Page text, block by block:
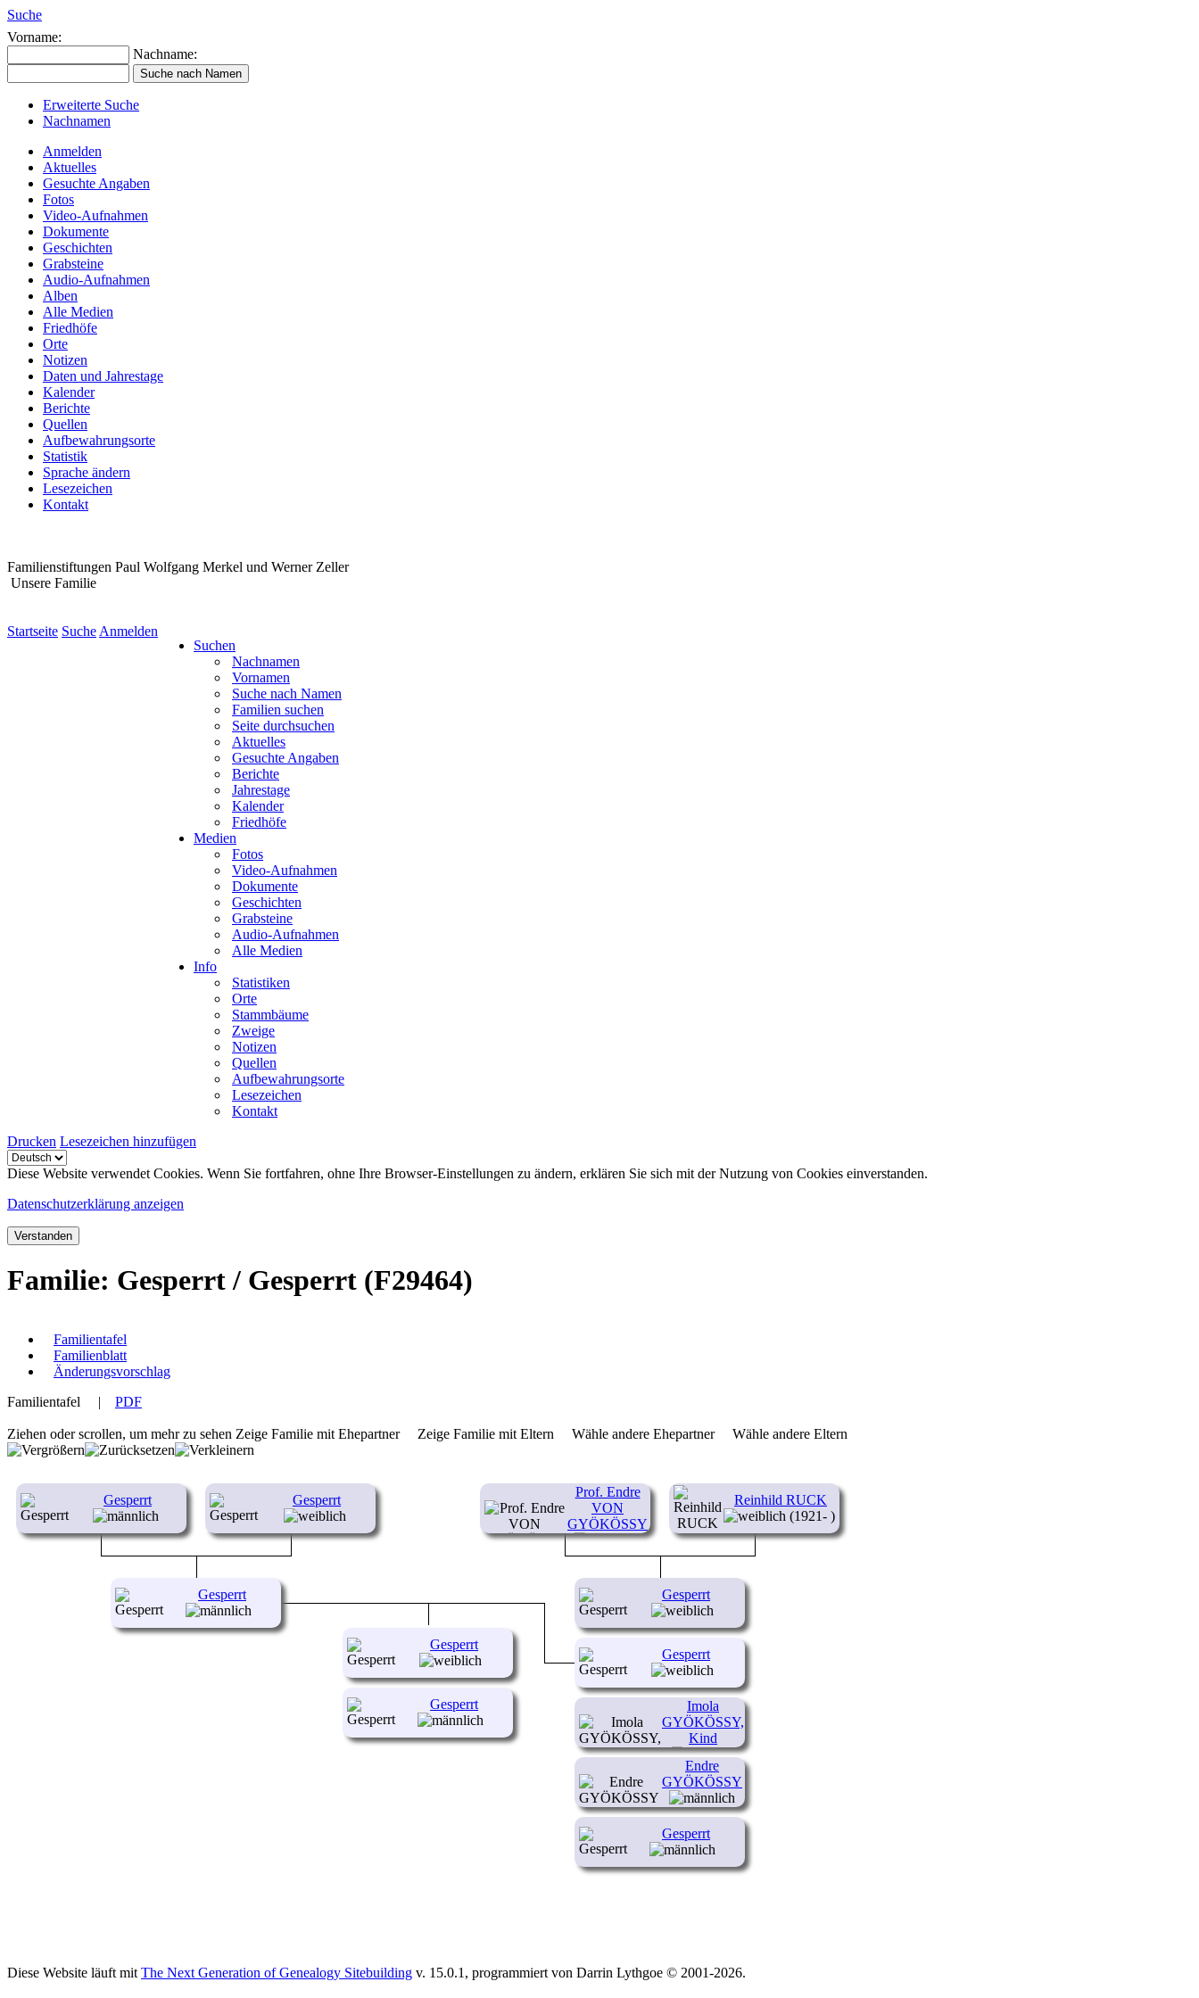
Suche
Vorname:
Nachname:
Erweiterte Suche
Nachnamen
Anmelden
Aktuelles
Gesuchte Angaben
Fotos
Video-Aufnahmen
Dokumente
Geschichten
Grabsteine
Audio-Aufnahmen
Alben
Alle Medien
Friedhöfe
Orte
Notizen
Daten und Jahrestage
Kalender
Berichte
Quellen
Aufbewahrungsorte
Statistik
Sprache ändern
Lesezeichen
Kontakt
Familienstiftungen Paul Wolfgang Merkel und Werner Zeller
Unsere Familie
Startseite Suche Anmelden
Suchen
Nachnamen
Vornamen
Suche nach Namen
Familien suchen
Seite durchsuchen
Aktuelles
Gesuchte Angaben
Berichte
Jahrestage
Kalender
Friedhöfe
Medien
Fotos
Video-Aufnahmen
Dokumente
Geschichten
Grabsteine
Audio-Aufnahmen
Alle Medien
Info
Statistiken
Orte
Stammbäume
Zweige
Notizen
Quellen
Aufbewahrungsorte
Lesezeichen
Kontakt
Drucken Lesezeichen hinzufügen
Diese Website verwendet Cookies. Wenn Sie fortfahren, ohne Ihre Browser-Einstellungen zu ändern, erklären Sie sich mit der Nutzung von Cookies einverstanden.
Datenschutzerklärung anzeigen
Verstanden
Familie: Gesperrt / Gesperrt (F29464)
Familientafel
Familienblatt
Änderungsvorschlag
Familientafel
| PDF
Ziehen oder scrollen, um mehr zu sehen Zeige Familie mit Ehepartner Zeige Familie mit Eltern Wähle andere Ehepartner Wähle andere Eltern
Gesperrt Gesperrt
Prof. Endre
VON
GYÖKÖSSY
(1913- )
Reinhild RUCK
(1921- )
Gesperrt
Imola
GYÖKÖSSY,
Kind
(1945-1950)
Endre
GYÖKÖSSY
(1948-1965)
Gesperrt
Gesperrt
Gesperrt
Gesperrt
Gesperrt
Diese Website läuft mitThe Next Generation of Genealogy Sitebuilding v. 15.0.1, programmiert von Darrin Lythgoe © 2001-2026.